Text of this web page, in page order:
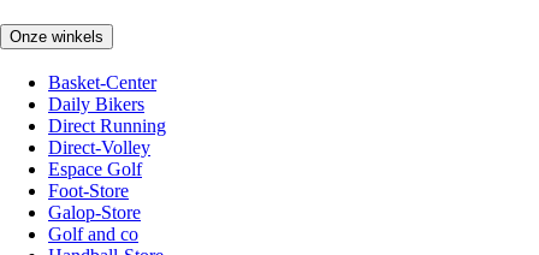
Onze winkels
Basket-Center
Daily Bikers
Direct Running
Direct-Volley
Espace Golf
Foot-Store
Galop-Store
Golf and co